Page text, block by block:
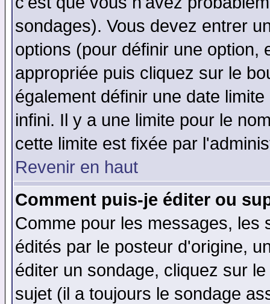
sondages). Vous devez entrer
options (pour définir une option,
appropriée puis cliquez sur le
également définir une date
infini. Il y a une limite pour le
cette limite est fixée par
Revenir en haut
Comment puis-je éditer ou
Comme pour les messages, les
édités par le posteur d'origine,
éditer un sondage, cliquez sur
sujet (il a toujours le sondage